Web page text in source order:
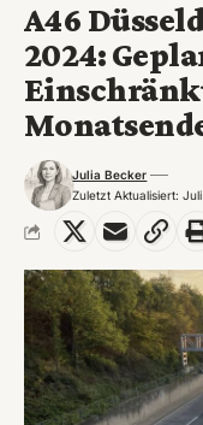
A46
2024:
Zuletzt Aktualisiert:
Julia Becker